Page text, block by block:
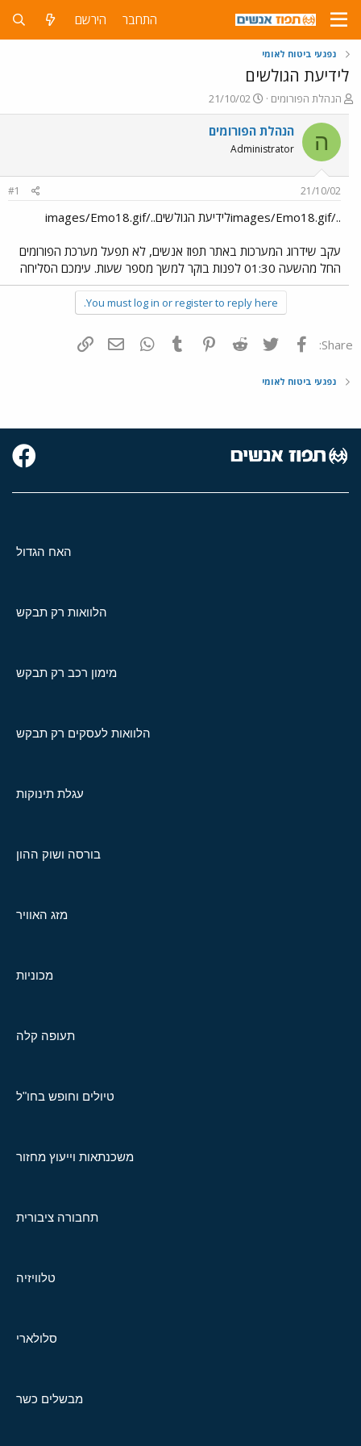
התחבר הירשם
נפגעי ביטוח לאומי
לידיעת הגולשים
פ
ו
ת
ח
ה
ש
הנהלת הפורומים
פ
ו
ר
ם
ר
י
21/10/02
ה הנהלת הפורומים
Administrator
21/10/02
#1
../images/Emo18.gifלידיעת הגולשים../images/Emo18.gif
עקב שידרוג המערכות באתר תפוז אנשים, לא תפעל מערכת הפורומים
החל מהשעה 01:30 לפנות בוקר למשך מספר שעות. עימכם הסליחה
You must log in or register to reply here.
Share: פייסבוק Twitter
Reddit
Pinterest
Tumblr
WhatsAppדואר אלקטרוני
נפגעי ביטוח לאומי
האח הגדול
הלוואות רק תבקש
מימון רכב רק תבקש
הלוואות לעסקים רק תבקש
עגלת תינוקות
בורסה ושוק ההון
מזג האוויר
מכוניות
תעופה קלה
טיולים וחופש בחו"ל
משכנתאות וייעוץ מחזור
תחבורה ציבורית
טלוויזיה
סלולארי
מבשלים כשר